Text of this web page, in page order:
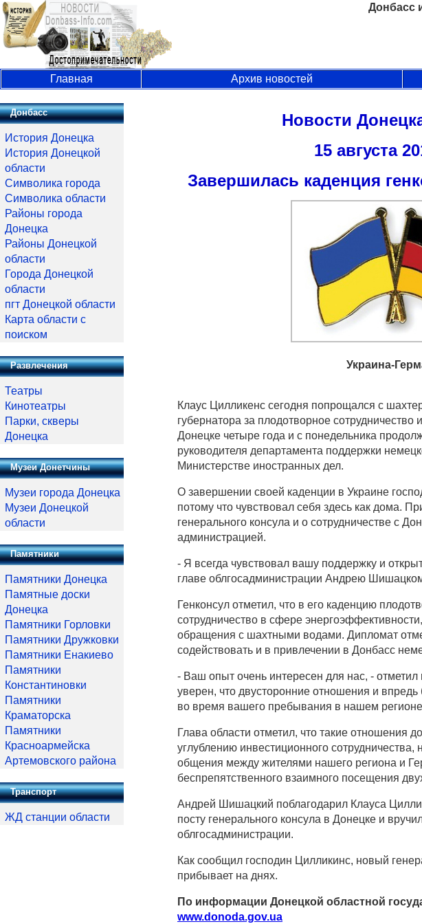
Донбасс
Главная Архив новостей
Новости
15 августа
Завершилась каденция
Украина-
Клаус Цилликенс сегодня попрощался с
губернатора за плодотворное
Донецке четыре года и с понедельника
руководителя департамента поддержки
Министерстве иностранных дел.
О завершении своей каденции в Украине
потому что чувствовал себя здесь как дома.
генерального консула и о сотрудничестве с
администрацией.
- Я всегда чувствовал вашу поддержку и
главе облгосадминистрации Андрею
Генконсул отметил, что в его каденцию
сотрудничество в сфере
обращения с шахтными водами. Дипломат
содействовать и в привлечении в Донбасс
- Ваш опыт очень интересен для нас, - отметил
уверен, что двусторонние отношения и впредь
во время вашего пребывания в нашем
Глава области отметил, что такие отношения
углублению инвестиционного
общения между жителями нашего региона и
беспрепятственного взаимного посещения
Андрей Шишацкий поблагодарил Клауса
посту генерального консула в Донецке и
облгосадминистрации.
Как сообщил господин Цилликинс, новый
прибывает на днях.
По информации Донецкой областной
www.donoda.gov.ua
Донбасс
История Донецка
История Донецкой
области
Символика города
Символика области
Районы города
Донецка
Районы Донецкой
области
Города Донецкой
области
пгт Донецкой области
Карта области с
поиском
Развлечения
Театры
Кинотеатры
Парки, скверы
Донецка
Музеи Донетчины
Музеи города Донецка
Музеи Донецкой
области
Памятники
Памятники Донецка
Памятные доски
Донецка
Памятники Горловки
Памятники Дружковки
Памятники Енакиево
Памятники
Константиновки
Памятники
Краматорска
Памятники
Красноармейска
Артемовского района
Транспорт
ЖД станции области